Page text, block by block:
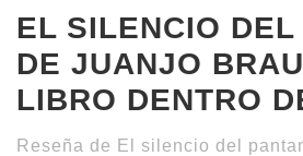
EL SILENCIO DEL
DE JUANJO
LIBRO DENTRO
Reseña de El silencio del